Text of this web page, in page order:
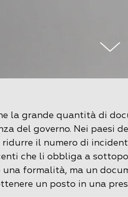
la grande quantità di
del governo. Nei paesi
ridurre il numero di
che li obbliga a
una formalità, ma un
un posto in una